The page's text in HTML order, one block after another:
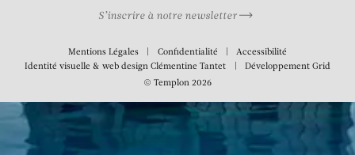
S’inscrire à notre newsletter
Mentions Légales Confidentialité
Accessibilité
Identité visuelle & web designClémentine Tantet Développement Grid
© Templon 2026